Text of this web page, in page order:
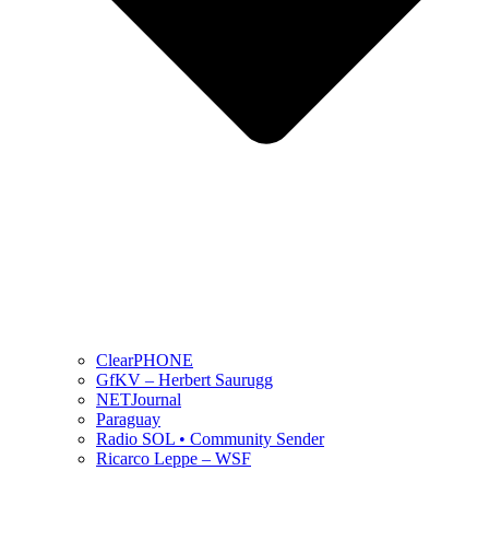
ClearPHONE
GfKV – Herbert Saurugg
NETJournal
Paraguay
Radio SOL • Community Sender
Ricarco Leppe – WSF